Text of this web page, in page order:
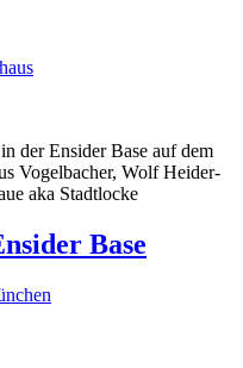
Base